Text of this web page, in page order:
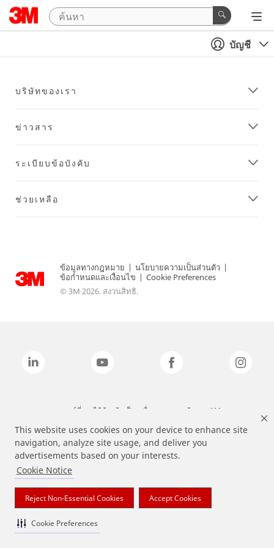
This website uses cookies on your device to enhance site
navigation, analyze site usage, and deliver you
advertisements based on your interests.
Cookie Notice
Reject Non-Essential Cookies Accept Cookies
Cookie Preferences
บัญชี
บริษัทของเรา
ข่าวสาร
ระเบียบข้อบังคับ
ช่วยเหลือ
ข้อมูลทางกฎหมาย | นโยบายความเป็นส่วนตัว |
ข้อกำหนดและเงื่อนไข | Cookie Preferences
© 3M 2026. สงวนสิทธิ.
แบรนด์ที่ระบุไว้ข้างต้นเป็นเครื่องหมายการค้าของ 3M